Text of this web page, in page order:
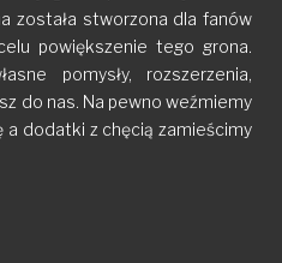
została stworzona dla fanów
powiększenie tego grona.
pomysły, rozszerzenia,
do nas. Na pewno weźmiemy
dodatki z chęcią zamieścimy